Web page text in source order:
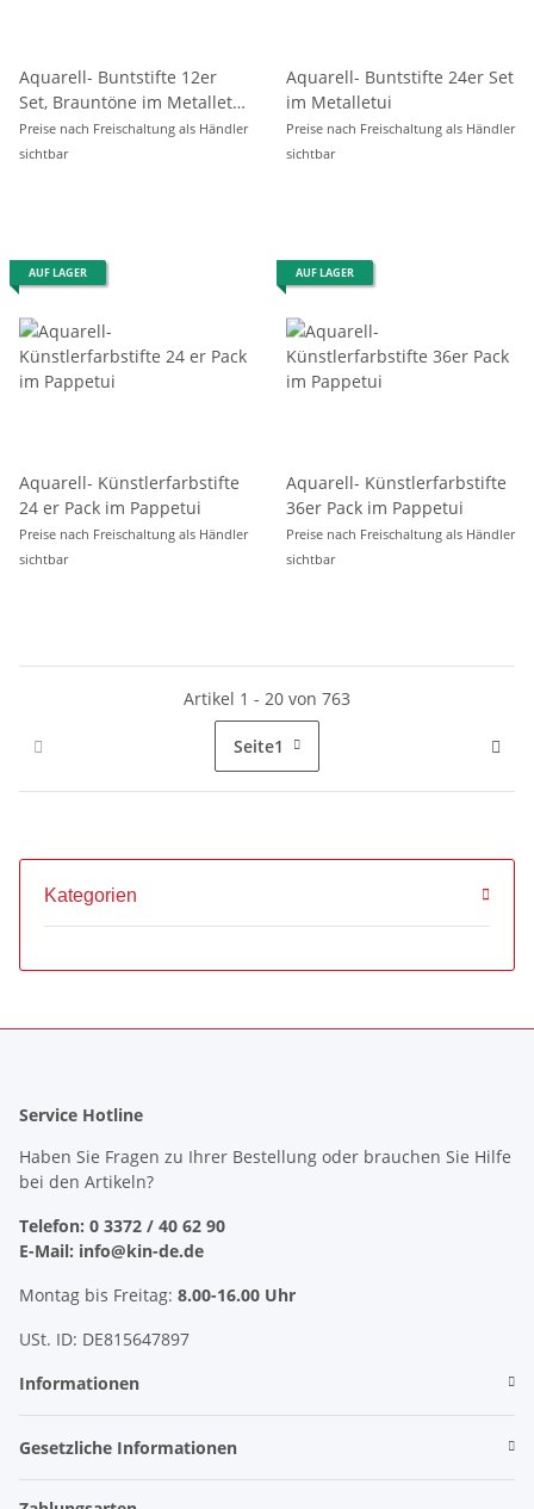
Aquarell- Buntstifte 12er
Set, Brauntöne im Metalletui
/ Blister
Preise nach Freischaltung als Händler
sichtbar
Aquarell- Buntstifte 24er Set
im Metalletui
Preise nach Freischaltung als Händler
sichtbar
AUF LAGER
Aquarell- Künstlerfarbstifte
24 er Pack im Pappetui
Preise nach Freischaltung als Händler
sichtbar
AUF LAGER
Aquarell- Künstlerfarbstifte
36er Pack im Pappetui
Preise nach Freischaltung als Händler
sichtbar
Artikel 1 - 20 von 763
Seite1
Kategorien
Service Hotline
Haben Sie Fragen zu Ihrer Bestellung oder brauchen Sie Hilfe
bei den Artikeln?
Telefon: 0 3372 / 40 62 90
E-Mail: info@kin-de.de
Montag bis Freitag: 8.00-16.00 Uhr
USt. ID: DE815647897
Informationen
Gesetzliche Informationen